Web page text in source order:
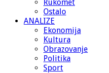
Rukomet
Ostalo
ANALIZE
Ekonomija
Kultura
Obrazovanje
Politika
Sport